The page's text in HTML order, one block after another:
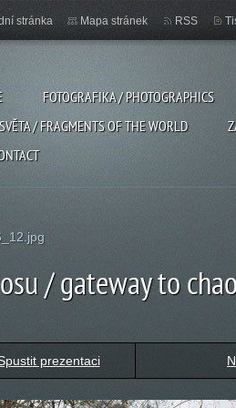
FOTOGRAFIKA / PHOTOGRAPHICS
/ FRAGMENTS OF THE WORLD
stránka Mapa stránek RSS
/ gateway to
prezentaci